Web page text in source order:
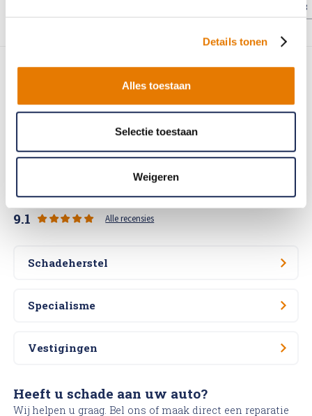
Details tonen
Alles toestaan
Selectie toestaan
Weigeren
13
Schadeherstel- en BOVAG garantie
Klanten beoordelen ons met...
9.1 Alle recensies
Schadeherstel
Specialisme
Vestigingen
Heeft u schade aan uw auto?
Wij helpen u graag. Bel ons of maak direct een reparatie